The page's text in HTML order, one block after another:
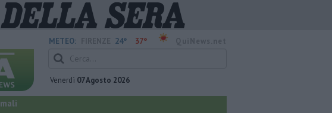
METEO: 24° 37°
Venerdì 07 Agosto 2026